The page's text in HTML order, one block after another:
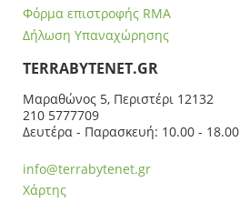
Φόρμα επιστροφής RMA
Δήλωση Υπαναχώρησης
ΤERRABYTENET.GR
Μαραθώνος 5, Περιστέρι 12132
210 5777709
Δευτέρα - Παρασκευή: 10.00 - 18.00
info@terrabytenet.gr
Χάρτης